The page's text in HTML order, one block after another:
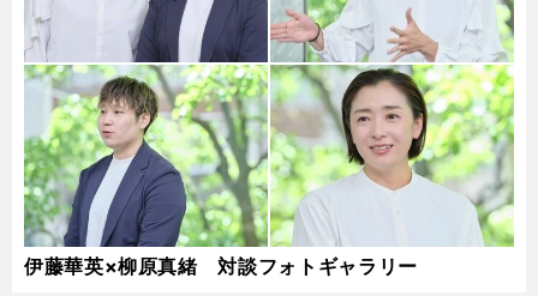
伊藤華英×柳原真緒 対談フォトギャラリー